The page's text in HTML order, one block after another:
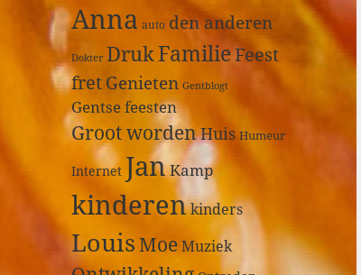
Anna auto den anderen
Dokter DrukFamilieFeest
fretGenieten Gentblogt
Gentse feesten
Groot wordenHuis Humeur
Internet JanKamp
kinderenkinders
LouisMoeMuziek